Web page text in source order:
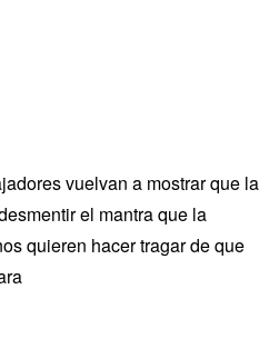
vuelvan a mostrar que la
el mantra que la
quieren hacer tragar de que